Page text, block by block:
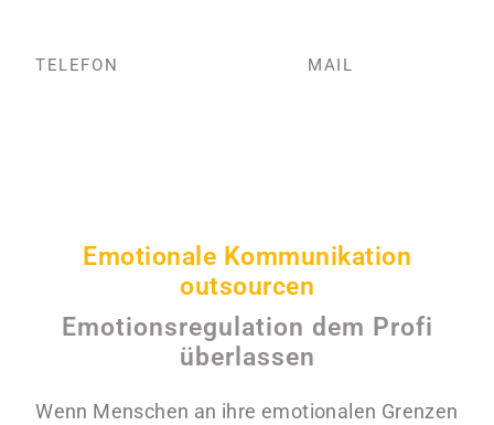
TELEFON MAIL
Emotionale Kommunikation
outsourcen
Emotionsregulation dem Profi
überlassen
Wenn Menschen an ihre emotionalen Grenzen